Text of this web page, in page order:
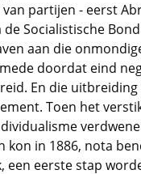
partijen - eerst
Socialistische
aan die
doordat eind
En die
Toen het
kon in 1886, nota
een eerste stap